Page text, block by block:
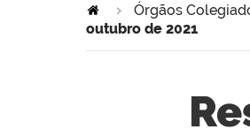
Órgãos
outubro de 2021